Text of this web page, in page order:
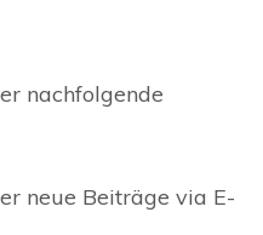
nachfolgende
neue Beiträge via E-